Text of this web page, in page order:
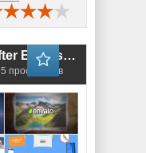
VideoHivePack - 583 (After Effects Projects Pack)
просмотров